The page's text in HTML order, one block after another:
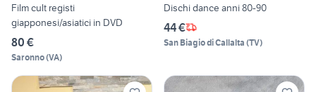
Film cult registi
giapponesi/asiatici in DVD
80 €
Saronno(VA)
Dischi dance anni 80-90
44 €
San Biagio di Callalta (TV)